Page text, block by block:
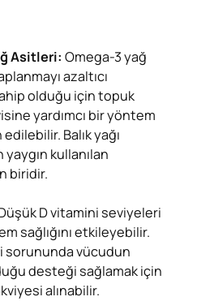
Asitleri: Omega-3 yağ
azaltıcı
olduğu için topuk
yardımcı bir yöntem
Balık yağı
kullanılan
biridir.
D vitamini seviyeleri
sağlığını etkileyebilir.
sorununda vücudun
desteği sağlamak için
alınabilir.